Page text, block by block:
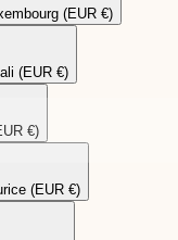
(EUR €)
(EUR €)
€)
(EUR €)